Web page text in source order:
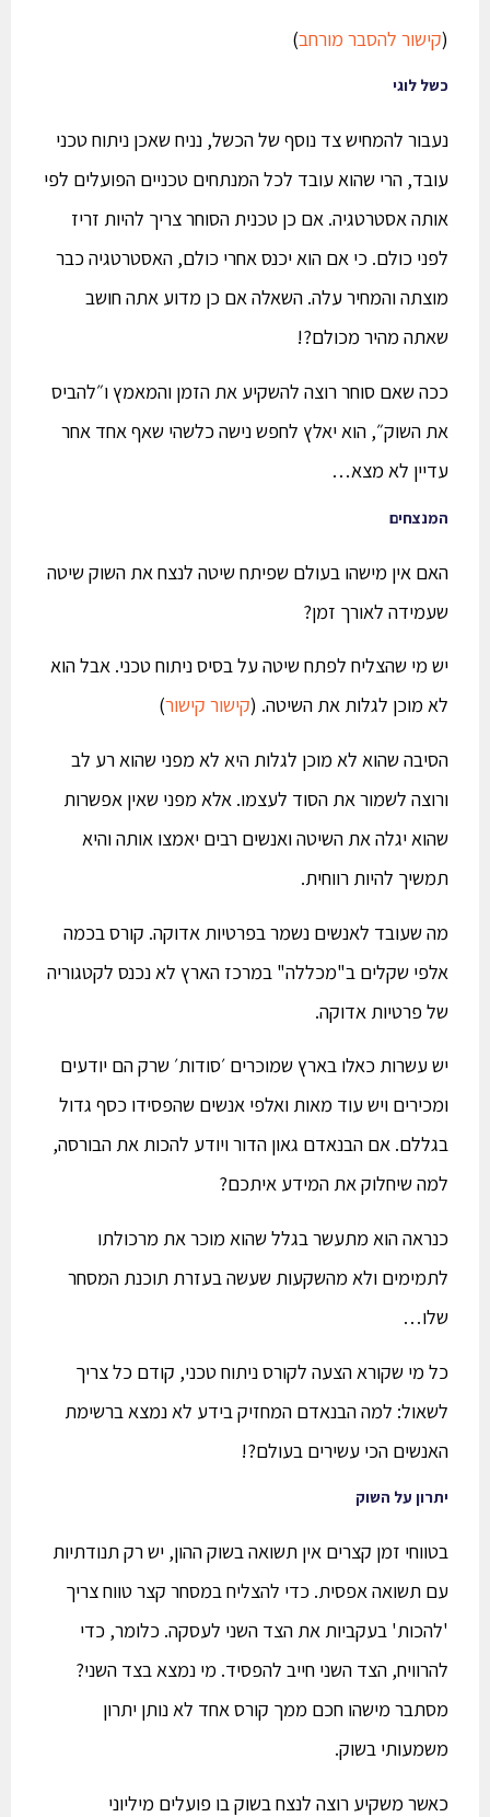
קישור להסבר מורחב)
כשל לוגי
נעבור להמחיש צד נוסף של הכשל, נניח שאכן ניתוח טכני
עובד, הרי שהוא עובד לכל המנתחים טכניים הפועלים לפי
אותה אסטרטגיה. אם כן טכנית הסוחר צריך להיות זריז
לפני כולם. כי אם הוא יכנס אחרי כולם, האסטרטגיה כבר
מוצתה והמחיר עלה. השאלה אם כן מדוע אתה חושב
שאתה מהיר מכולם?!
ככה שאם סוחר רוצה להשקיע את הזמן והמאמץ ו״להביס
את השוק״, הוא יאלץ לחפש נישה כלשהי שאף אחד אחר
עדיין לא מצא…
המנצחים
האם אין מישהו בעולם שפיתח שיטה לנצח את השוק שיטה
שעמידה לאורך זמן?
יש מי שהצליח לפתח שיטה על בסיס ניתוח טכני. אבל הוא
לא מוכן לגלות את השיטה. ( קישורקישור)
הסיבה שהוא לא מוכן לגלות היא לא מפני שהוא רע לב
ורוצה לשמור את הסוד לעצמו. אלא מפני שאין אפשרות
שהוא יגלה את השיטה ואנשים רבים יאמצו אותה והיא
תמשיך להיות רווחית.
מה שעובד לאנשים נשמר בפרטיות אדוקה. קורס בכמה
אלפי שקלים ב"מכללה" במרכז הארץ לא נכנס לקטגוריה
של פרטיות אדוקה.
יש עשרות כאלו בארץ שמוכרים ׳סודות׳ שרק הם יודעים
ומכירים ויש עוד מאות ואלפי אנשים שהפסידו כסף גדול
בגללם. אם הבנאדם גאון הדור ויודע להכות את הבורסה,
למה שיחלוק את המידע איתכם?
כנראה הוא מתעשר בגלל שהוא מוכר את מרכולתו
לתמימים ולא מהשקעות שעשה בעזרת תוכנת המסחר
שלו…
כל מי שקורא הצעה לקורס ניתוח טכני, קודם כל צריך
לשאול: למה הבנאדם המחזיק בידע לא נמצא ברשימת
האנשים הכי עשירים בעולם?!
יתרון על השוק
בטווחי זמן קצרים אין תשואה בשוק ההון, יש רק תנודתיות
עם תשואה אפסית. כדי להצליח במסחר קצר טווח צריך
'להכות' בעקביות את הצד השני לעסקה. כלומר, כדי
להרוויח, הצד השני חייב להפסיד. מי נמצא בצד השני?
מסתבר מישהו חכם ממך קורס אחד לא נותן יתרון
משמעותי בשוק.
כאשר משקיע רוצה לנצח בשוק בו פועלים מיליוני